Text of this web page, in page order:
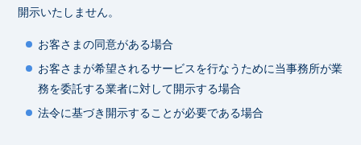
開示いたしません。
お客さまの同意がある場合
お客さまが希望されるサービスを行なうために当事務所が業
務を委託する業者に対して開示する場合
法令に基づき開示することが必要である場合